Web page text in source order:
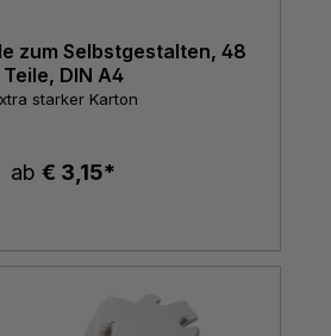
zum Selbstgestalten, 48
Teile, DIN A4
starker Karton
ab € 3,15*